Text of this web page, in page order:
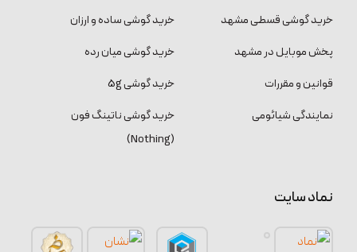
خرید گوشی قسطی مشهد
پخش موبایل در مشهد
قوانین و مقررات
نمایندگی شیائومی
خرید گوشی ساده و ارزان
خرید گوشی میان رده
خرید گوشی 5g
خرید گوشی ناتینگ فون
(Nothing)
نماد سایت